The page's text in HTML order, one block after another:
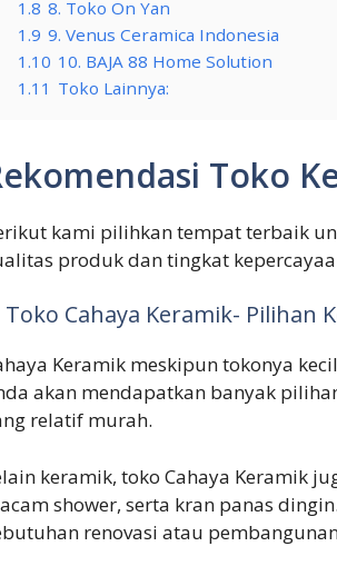
1.8 8. Toko On Yan
1.9 9. Venus Ceramica Indonesia
1.10 10. BAJA 88 Home Solution
1.11 Toko Lainnya:
Toko
kami pilihkan tempat terbaik
produk dan tingkat
Toko Cahaya Keramik- Pilihan
Keramik meskipun tokonya
akan mendapatkan banyak
relatif murah.
keramik, toko Cahaya Keramik
shower, serta kran panas
renovasi atau